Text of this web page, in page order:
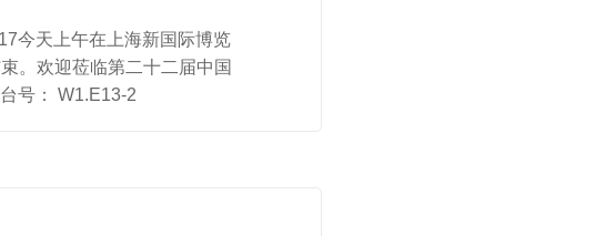
今天上午在上海新国际博览
。欢迎莅临第二十二届中国
号： W1.E13-2